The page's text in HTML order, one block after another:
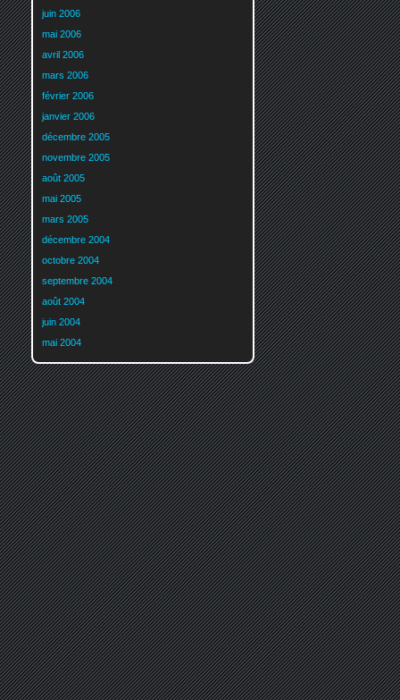
juin 2006
mai 2006
avril 2006
mars 2006
février 2006
janvier 2006
décembre 2005
novembre 2005
août 2005
mai 2005
mars 2005
décembre 2004
octobre 2004
septembre 2004
août 2004
juin 2004
mai 2004